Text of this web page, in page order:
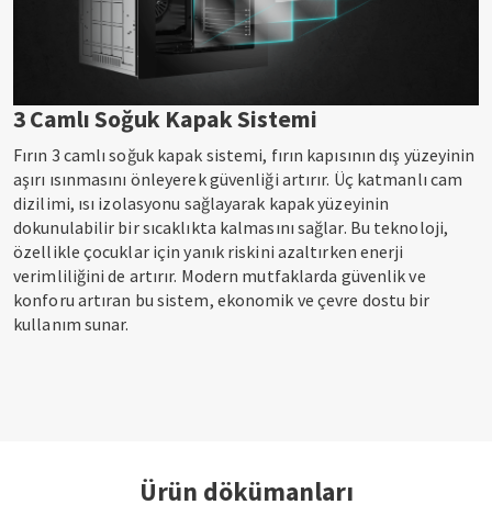
3 Camlı Soğuk Kapak Sistemi
Fırın 3 camlı soğuk kapak sistemi, fırın kapısının dış yüzeyinin
aşırı ısınmasını önleyerek güvenliği artırır. Üç katmanlı cam
dizilimi, ısı izolasyonu sağlayarak kapak yüzeyinin
dokunulabilir bir sıcaklıkta kalmasını sağlar. Bu teknoloji,
özellikle çocuklar için yanık riskini azaltırken enerji
verimliliğini de artırır. Modern mutfaklarda güvenlik ve
konforu artıran bu sistem, ekonomik ve çevre dostu bir
kullanım sunar.
Ürün dökümanları